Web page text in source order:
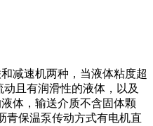
减速机两种，当液体粘度超
且有润滑性的液体，以及
体，输送介质不含固体颗
青保温泵传动方式有电机直